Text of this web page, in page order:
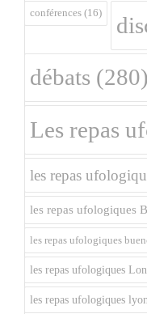
conférences (16)
débats (280)
Les repas
les repas
les repas ufologiques
les repas ufologiques
les repas ufologiques
les repas ufologiques